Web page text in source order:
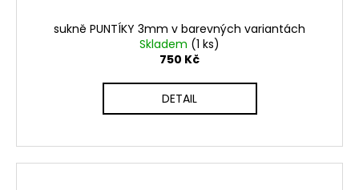
sukně PUNTÍKY 3mm v barevných variantách
Skladem (1 ks)
750 Kč
DETAIL